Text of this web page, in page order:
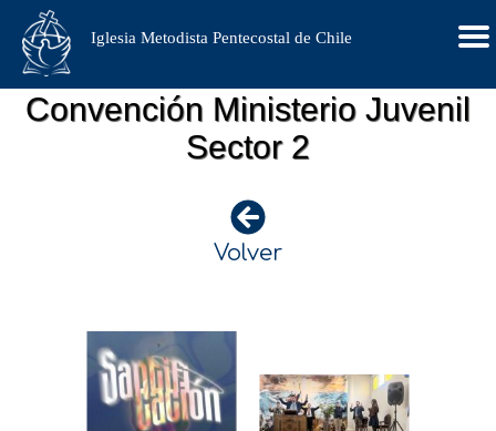
Iglesia Metodista Pentecostal de Chile
Convención Ministerio Juvenil
Sector 2
Volver